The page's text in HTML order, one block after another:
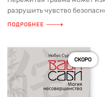
разрушить чувство
ПОДРОБНЕЕ
СКОРО